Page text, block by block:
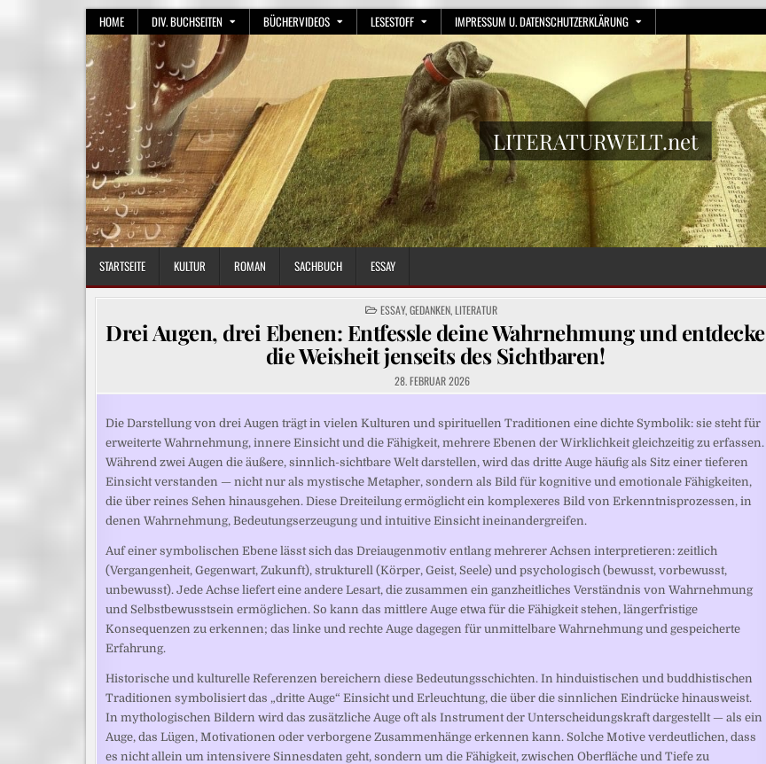
HOME DIV. BUCHSEITEN BÜCHERVIDEOS LESESTOFF IMPRESSUM U. DATENSCHUTZERKLÄRUNG
LITERATURWELT.net
STARTSEITE KULTUR ROMAN SACHBUCH ESSAY
POSTED
IN
ESSAY,GEDANKEN,LITERATUR
Drei Augen, drei Ebenen: Entfessle deine Wahrnehmung und entdecke
die Weisheit jenseits des Sichtbaren!
28. FEBRUAR 2026
Die Darstellung von drei Augen trägt in vielen Kulturen und spirituellen Traditionen eine dichte Symbolik: sie steht für
erweiterte Wahrnehmung, innere Einsicht und die Fähigkeit, mehrere Ebenen der Wirklichkeit gleichzeitig zu erfassen.
Während zwei Augen die äußere, sinnlich-sichtbare Welt darstellen, wird das dritte Auge häufig als Sitz einer tieferen
Einsicht verstanden — nicht nur als mystische Metapher, sondern als Bild für kognitive und emotionale Fähigkeiten,
die über reines Sehen hinausgehen. Diese Dreiteilung ermöglicht ein komplexeres Bild von Erkenntnisprozessen, in
denen Wahrnehmung, Bedeutungserzeugung und intuitive Einsicht ineinandergreifen.
Auf einer symbolischen Ebene lässt sich das Dreiaugenmotiv entlang mehrerer Achsen interpretieren: zeitlich
(Vergangenheit, Gegenwart, Zukunft), strukturell (Körper, Geist, Seele) und psychologisch (bewusst, vorbewusst,
unbewusst). Jede Achse liefert eine andere Lesart, die zusammen ein ganzheitliches Verständnis von Wahrnehmung
und Selbstbewusstsein ermöglichen. So kann das mittlere Auge etwa für die Fähigkeit stehen, längerfristige
Konsequenzen zu erkennen; das linke und rechte Auge dagegen für unmittelbare Wahrnehmung und gespeicherte
Erfahrung.
Historische und kulturelle Referenzen bereichern diese Bedeutungsschichten. In hinduistischen und buddhistischen
Traditionen symbolisiert das „dritte Auge“ Einsicht und Erleuchtung, die über die sinnlichen Eindrücke hinausweist.
In mythologischen Bildern wird das zusätzliche Auge oft als Instrument der Unterscheidungskraft dargestellt — als ein
Auge, das Lügen, Motivationen oder verborgene Zusammenhänge erkennen kann. Solche Motive verdeutlichen, dass
es nicht allein um intensivere Sinnesdaten geht, sondern um die Fähigkeit, zwischen Oberfläche und Tiefe zu